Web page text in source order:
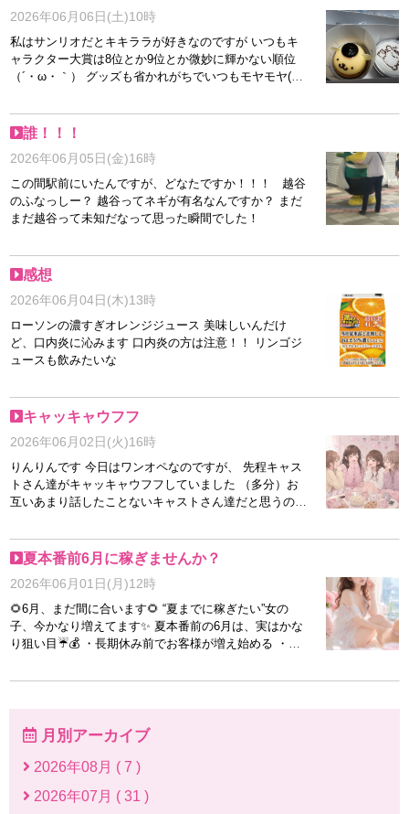
り過ごせます。 さらに雑費0円。 求人を見ていると、
「雑費なし（たぶん）」 「雑費ほぼなし（気持ち程
度）」 「雑費については宇宙の神秘」 みたいなお店も
ありますが、当店は本当に0円です。 面接交通費支給。
勧誘もありません。 まずは話だけ聞いてみたい。 そん
な方も大歓迎です。 お店探しで迷ったら、お気軽にお
問い合わせください。 スタッフ一同お待ちしておりま
す！
2026年06月06日(土)10時
私はサンリオだとキキララが好きなのですが いつもキ
ャラクター大賞は8位とか9位とか微妙に輝かない順位
（´・ω・｀） グッズも省かれがちでいつもモヤモヤ(；
いしないよう 全力で輝かせます✨ あ、画像のプリン
一人で食べたわけじゃないんだからね///
誰！！！
2026年06月05日(金)16時
この間駅前にいたんですが、どなたですか！！！ 越谷
のふなっしー？ 越谷ってネギが有名なんですか？ まだ
まだ越谷って未知だなって思った瞬間でした！
感想
2026年06月04日(木)13時
ローソンの濃すぎオレンジジュース 美味しいんだけ
ど、口内炎に沁みます 口内炎の方は注意！！ リンゴジ
キャッキャウフフ
2026年06月02日(火)16時
りんりんです 今日はワンオペなのですが、 先程キャス
トさん達がキャッキャウフフしていました （多分）お
互いあまり話したことないキャストさん達だと思うので
ニタ）というかんじでした そんなかんじでキャストさ
ん、もちろんスタッフも 怖い人はいないので安心して
夏本番前6月に稼ぎませんか？
2026年06月01日(月)12時
🌻6月、まだ間に合います🌻 “夏までに稼ぎたい”女の
子、今かなり増えてます✨ 夏本番前の6月は、実はかな
り狙い目☔️💰 ・長期休み前でお客様が増え始める ・新
「始めるなら今」がいちばんバランス良い時期なんです
たい ✔未経験で不安だけど気になる 6月は“ガチ繁忙期
前”だからこそ、 お店側もかなりサポート強め🌺 🌟体験
入店OK 🌟即日面接OK 🌟全額日払いOK 🌟短時間出勤
に、一緒に稼ぎスイッチ入れませんか？🔥
月別アーカイブ
2026年08月 ( 7 )
2026年07月 ( 31 )